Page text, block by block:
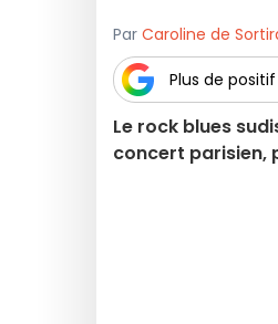
Par Caroline de
Plus de
Le rock blues
concert parisien,